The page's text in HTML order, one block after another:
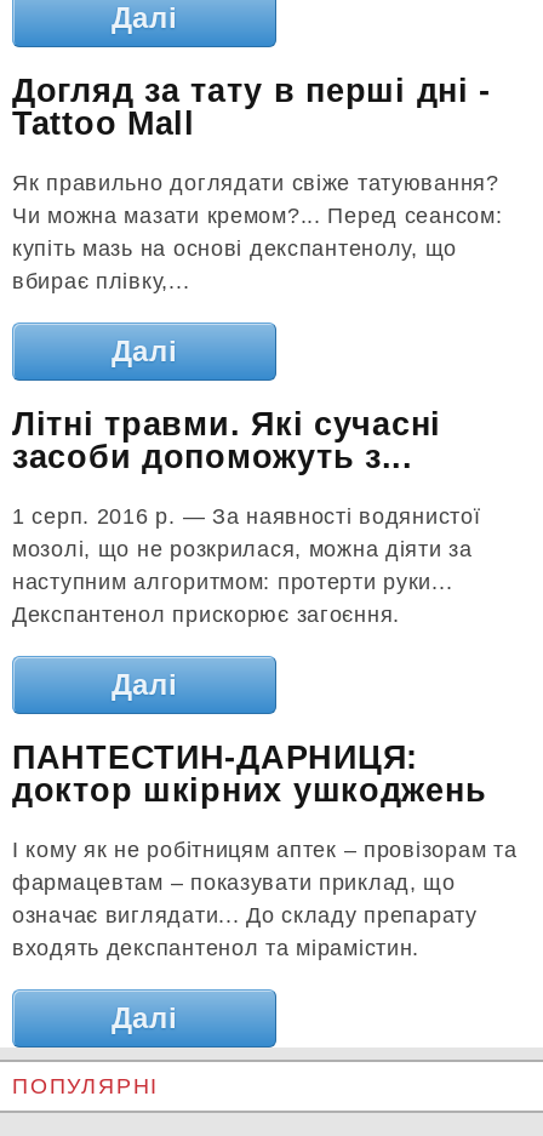
Далі
Догляд за тату в перші дні -
Tattoo Mall
Як правильно доглядати свіже татуювання?
Чи можна мазати кремом?... Перед сеансом:
купіть мазь на основі декспантенолу, що
вбирає плівку,...
Далі
Літні травми. Які сучасні
засоби допоможуть з...
1 серп. 2016 р. — За наявності водянистої
мозолі, що не розкрилася, можна діяти за
наступним алгоритмом: протерти руки...
Декспантенол прискорює загоєння.
Далі
ПАНТЕСТИН-ДАРНИЦЯ:
доктор шкірних ушкоджень
І кому як не робітницям аптек – провізорам та
фармацевтам – показувати приклад, що
означає виглядати... До складу препарату
входять декспантенол та мірамістин.
Далі
ПОПУЛЯРНІ